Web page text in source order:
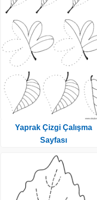
Yaprak Çizgi Çalışma
Sayfası